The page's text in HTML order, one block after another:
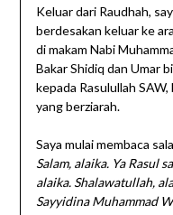
Keluar dari Raudhah,
berdesakan keluar ke
di makam Nabi
Bakar Shidiq dan Umar
kepada Rasulullah
yang berziarah.
Saya mulai membaca
Salam, alaika. Ya Rasul
alaika. Shalawatullah,
Sayyidina Muhammad